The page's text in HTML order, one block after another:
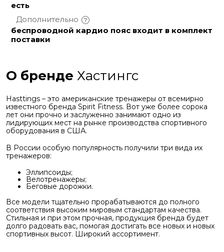
есть
Дополнительно
беспроводной кардио пояс входит в комплект
поставки
О бренде Хастингс
Hasttings – это американские тренажеры от всемирно
известного бренда Spirit Fitness. Вот уже более сорока
лет они прочно и заслуженно занимают одно из
лидирующих мест на рынке производства спортивного
оборудования в США.
В России особую популярность получили три вида их
тренажеров:
Эллипсоиды;
Велотренажеры;
Беговые дорожки.
Все модели тщательно прорабатываются до полного
соответствия высоким мировым стандартам качества.
Стильная и при этом прочная, продукция бренда будет
долго радовать вас, помогая достигать все новых и новых
спортивных высот. Широкий ассортимент.